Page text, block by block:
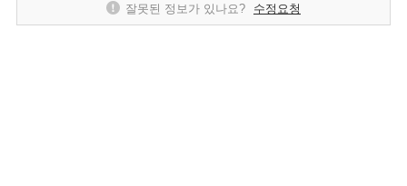
잘못된 정보가 있나요? 수정요청